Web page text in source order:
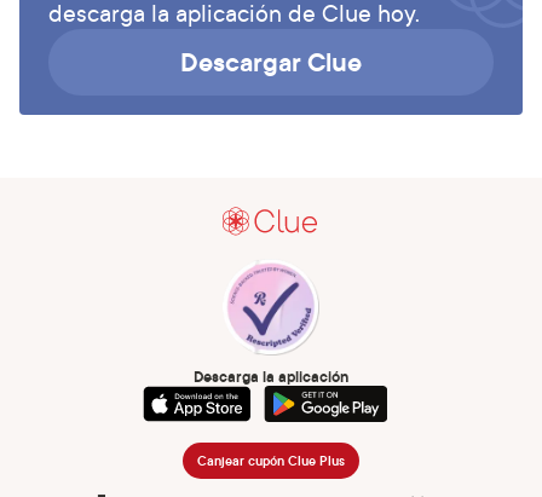
descarga la aplicación de Clue hoy.
Descargar Clue
Descarga la aplicación
Canjear cupón Clue Plus